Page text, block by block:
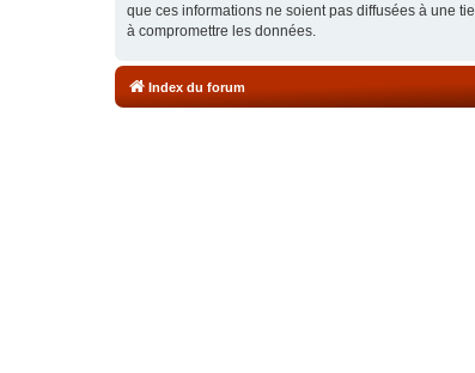
que ces informations ne soient pas diffusées à une
à compromettre les données.
Index du forum